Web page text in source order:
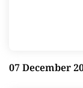
07 December